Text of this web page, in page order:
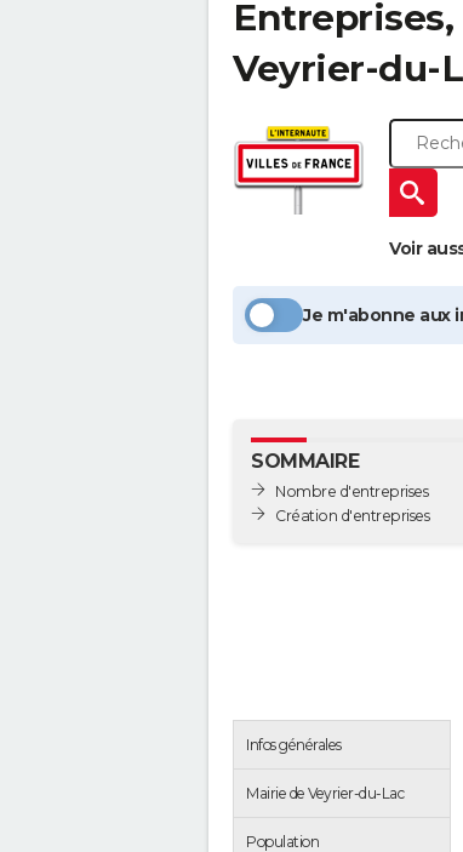
Veyrier-du-
Voir
Je m'abonne aux
SOMMAIRE
Nombre d'entreprises
Création d'entreprises
Infos générales
Mairie de Veyrier-du-Lac
Population